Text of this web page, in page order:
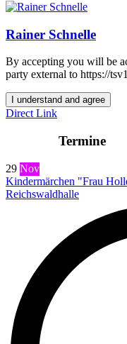
Rainer Schnelle
By accepting you will be
party external to https://
I understand and agree
Direct Link
Termine
29 Nov
Kindermärchen "Frau
Reichswaldhalle